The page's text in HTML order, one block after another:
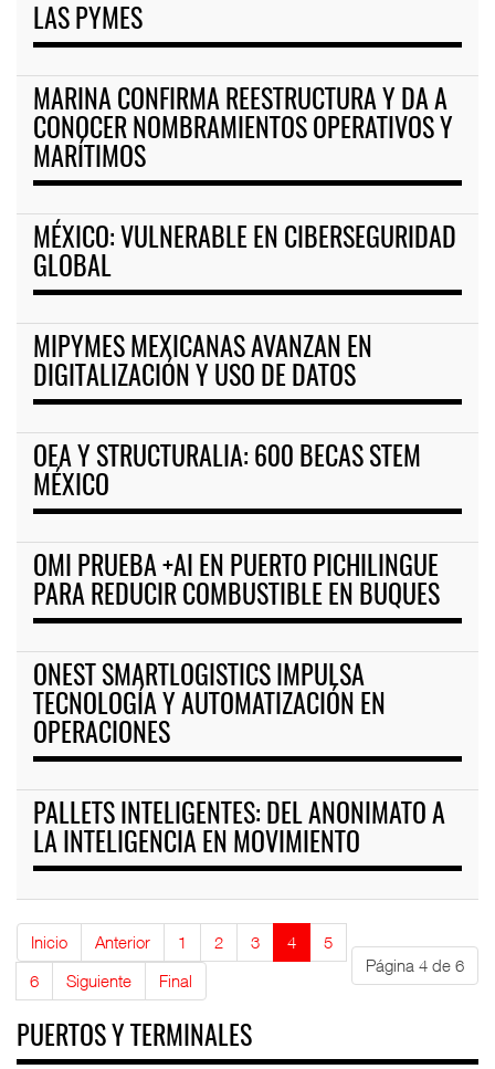
LAS PYMES
MARINA CONFIRMA REESTRUCTURA Y DA A
CONOCER NOMBRAMIENTOS OPERATIVOS Y
MARÍTIMOS
MÉXICO: VULNERABLE EN CIBERSEGURIDAD
GLOBAL
MIPYMES MEXICANAS AVANZAN EN
DIGITALIZACIÓN Y USO DE DATOS
OEA Y STRUCTURALIA: 600 BECAS STEM
MÉXICO
OMI PRUEBA +AI EN PUERTO PICHILINGUE
PARA REDUCIR COMBUSTIBLE EN BUQUES
ONEST SMARTLOGISTICS IMPULSA
TECNOLOGÍA Y AUTOMATIZACIÓN EN
OPERACIONES
PALLETS INTELIGENTES: DEL ANONIMATO A
LA INTELIGENCIA EN MOVIMIENTO
Página 4 de 6
Inicio Anterior 1 2 3 4
5
6
Siguiente Final
PUERTOS Y TERMINALES